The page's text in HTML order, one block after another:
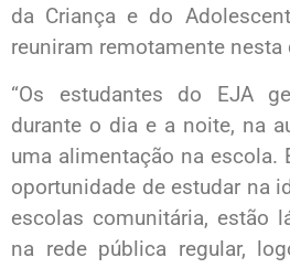
da Criança e do
reuniram remotamente nesta
“Os estudantes do EJA
durante o dia e a noite, na
uma alimentação na escola.
oportunidade de estudar na
escolas comunitária, estão
na rede pública regular,